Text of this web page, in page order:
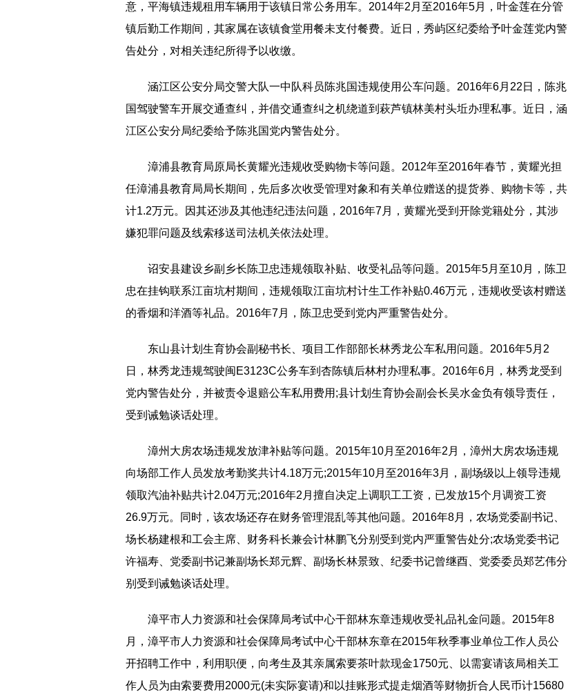
意，平海镇违规租用车辆用于该镇日常公务用车。2014年2月至2016年5月，叶金莲在分管
镇后勤工作期间，其家属在该镇食堂用餐未支付餐费。近日，秀屿区纪委给予叶金莲党内警
告处分，对相关违纪所得予以收缴。
涵江区公安分局交警大队一中队科员陈兆国违规使用公车问题。2016年6月22日，陈兆
国驾驶警车开展交通查纠，并借交通查纠之机绕道到萩芦镇林美村头坵办理私事。近日，涵
江区公安分局纪委给予陈兆国党内警告处分。
漳浦县教育局原局长黄耀光违规收受购物卡等问题。2012年至2016年春节，黄耀光担
任漳浦县教育局局长期间，先后多次收受管理对象和有关单位赠送的提货券、购物卡等，共
计1.2万元。因其还涉及其他违纪违法问题，2016年7月，黄耀光受到开除党籍处分，其涉
嫌犯罪问题及线索移送司法机关依法处理。
诏安县建设乡副乡长陈卫忠违规领取补贴、收受礼品等问题。2015年5月至10月，陈卫
忠在挂钩联系江亩坑村期间，违规领取江亩坑村计生工作补贴0.46万元，违规收受该村赠送
的香烟和洋酒等礼品。2016年7月，陈卫忠受到党内严重警告处分。
东山县计划生育协会副秘书长、项目工作部部长林秀龙公车私用问题。2016年5月2
日，林秀龙违规驾驶闽E3123C公务车到杏陈镇后林村办理私事。2016年6月，林秀龙受到
党内警告处分，并被责令退赔公车私用费用;县计划生育协会副会长吴水金负有领导责任，
受到诫勉谈话处理。
漳州大房农场违规发放津补贴等问题。2015年10月至2016年2月，漳州大房农场违规
向场部工作人员发放考勤奖共计4.18万元;2015年10月至2016年3月，副场级以上领导违规
领取汽油补贴共计2.04万元;2016年2月擅自决定上调职工工资，已发放15个月调资工资
26.9万元。同时，该农场还存在财务管理混乱等其他问题。2016年8月，农场党委副书记、
场长杨建根和工会主席、财务科长兼会计林鹏飞分别受到党内严重警告处分;农场党委书记
许福寿、党委副书记兼副场长郑元辉、副场长林景致、纪委书记曾继酉、党委委员郑艺伟分
别受到诫勉谈话处理。
漳平市人力资源和社会保障局考试中心干部林东章违规收受礼品礼金问题。2015年8
月，漳平市人力资源和社会保障局考试中心干部林东章在2015年秋季事业单位工作人员公
开招聘工作中，利用职便，向考生及其亲属索要茶叶款现金1750元、以需宴请该局相关工
作人员为由索要费用2000元(未实际宴请)和以挂账形式提走烟酒等财物折合人民币计15680